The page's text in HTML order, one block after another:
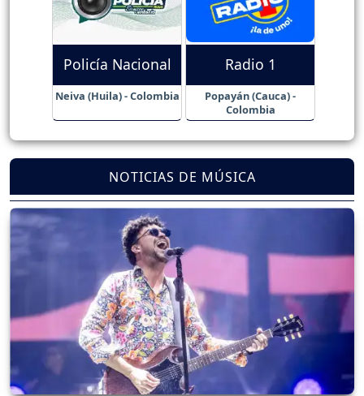
Policía Nacional
Neiva (Huila) - Colombia
Radio 1
Popayán (Cauca) -
Colombia
NOTICIAS DE MÚSICA